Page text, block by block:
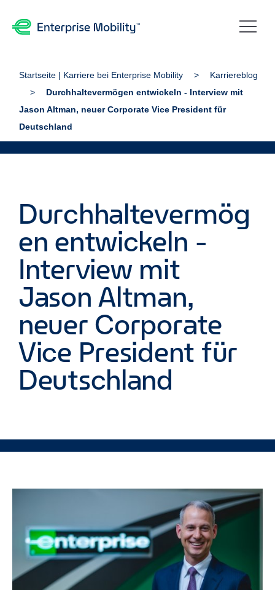
Startseite | Karriere bei Enterprise Mobility
Karriereblog
Durchhaltevermögen entwickeln - Interview mit
Jason Altman, neuer Corporate Vice President für
Deutschland
Durchhaltevermög
en entwickeln -
Interview mit
Jason Altman,
neuer Corporate
Vice President für
Deutschland